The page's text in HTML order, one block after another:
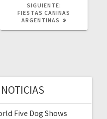
SIGUIENTE:
POST:
FIESTAS CANINAS
ARGENTINAS
Five Dog Shows